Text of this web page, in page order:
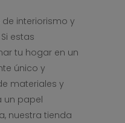
interiorismo y
estas
tu hogar en un
único y
materiales y
un papel
nuestra tienda